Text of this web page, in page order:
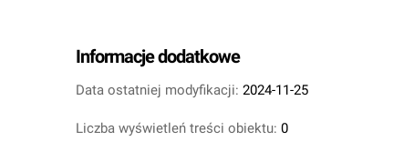
Informacje dodatkowe
Data ostatniej modyfikacji: 2024-11-25
Liczba wyświetleń treści obiektu: 0